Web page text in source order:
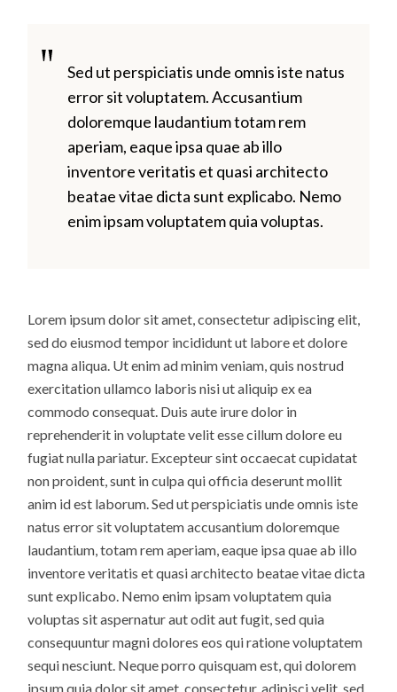
Sed ut perspiciatis unde omnis iste natus
error sit voluptatem. Accusantium
doloremque laudantium totam rem
aperiam, eaque ipsa quae ab illo
inventore veritatis et quasi architecto
beatae vitae dicta sunt explicabo. Nemo
enim ipsam voluptatem quia voluptas.
Lorem ipsum dolor sit amet, consectetur adipiscing elit,
sed do eiusmod tempor incididunt ut labore et dolore
magna aliqua. Ut enim ad minim veniam, quis nostrud
exercitation ullamco laboris nisi ut aliquip ex ea
commodo consequat. Duis aute irure dolor in
reprehenderit in voluptate velit esse cillum dolore eu
fugiat nulla pariatur. Excepteur sint occaecat cupidatat
non proident, sunt in culpa qui officia deserunt mollit
anim id est laborum. Sed ut perspiciatis unde omnis iste
natus error sit voluptatem accusantium doloremque
laudantium, totam rem aperiam, eaque ipsa quae ab illo
inventore veritatis et quasi architecto beatae vitae dicta
sunt explicabo. Nemo enim ipsam voluptatem quia
voluptas sit aspernatur aut odit aut fugit, sed quia
consequuntur magni dolores eos qui ratione voluptatem
sequi nesciunt. Neque porro quisquam est, qui dolorem
ipsum quia dolor sit amet, consectetur, adipisci velit, sed